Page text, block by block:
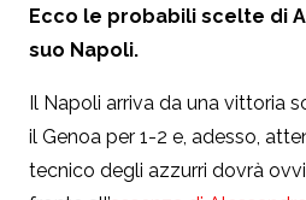
Ecco le probabili scelte di
suo Napoli.
Il Napoli arriva da una vittoria
il Genoa per 1-2 e, adesso,
tecnico degli azzurri dovrà